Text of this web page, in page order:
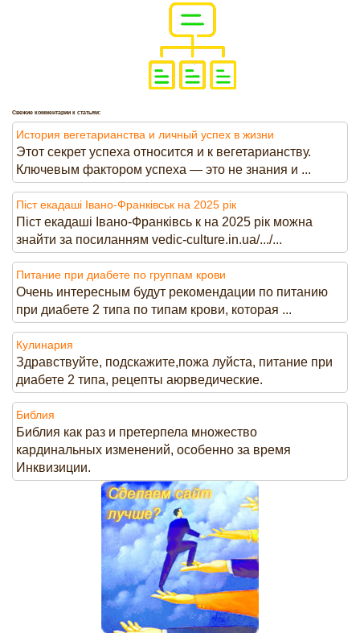
Свежие комментарии к статьям:
История вегетарианства и личный успех в жизни
Этот секрет успеха относится и к вегетарианству.
Ключевым фактором успеха — это не знания и ...
Піст екадаші Івано-Франківськ на 2025 рік
Піст екадаші Івано-Франківсь к на 2025 рік можна
знайти за посиланням vedic-culture.in.ua/.../...
Питание при диабете по группам крови
Очень интересным будут рекомендации по питанию
при диабете 2 типа по типам крови, которая ...
Кулинария
Здравствуйте, подскажите,пожа луйста, питание при
диабете 2 типа, рецепты аюрведические.
Библия
Библия как раз и претерпела множество
кардинальных изменений, особенно за время
Инквизиции.